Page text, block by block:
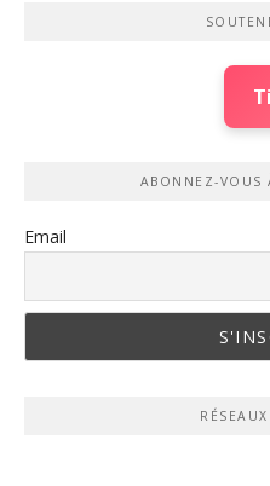
ABONNEZ-VOUS
Email